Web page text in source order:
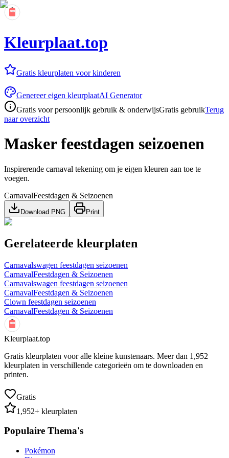
Kleurplaat.top
Gratis kleurplaten voor kinderen
Genereer eigen kleurplaatAI Generator
Gratis voor persoonlijk gebruik & onderwijsGratis gebruikTerug
naar overzicht
Masker feestdagen seizoenen
Inspirerende carnaval tekening om je eigen kleuren aan toe te
voegen.
CarnavalFeestdagen & Seizoenen
Download PNG Print
Gerelateerde kleurplaten
Carnavalswagen feestdagen seizoenen
CarnavalFeestdagen & Seizoenen
Carnavalswagen feestdagen seizoenen
CarnavalFeestdagen & Seizoenen
Clown feestdagen seizoenen
CarnavalFeestdagen & Seizoenen
Kleurplaat.top
Gratis kleurplaten voor alle kleine kunstenaars. Meer dan 1,952
kleurplaten in verschillende categorieën om te downloaden en
printen.
Gratis
1,952+ kleurplaten
Populaire Thema's
Pokémon